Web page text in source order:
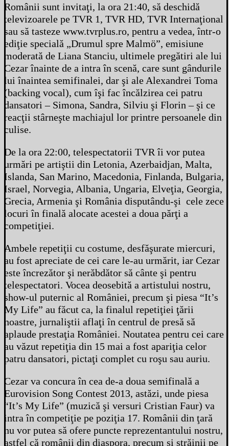
Românii sunt invitaţi, la ora 21:40, să deschidă
televizoarele pe TVR 1, TVR HD, TVR Internaţional
sau să tasteze www.tvrplus.ro, pentru a vedea, într-o
ediţie specială „Drumul spre Malmö”, emisiune
moderată de Liana Stanciu, ultimele pregătiri ale lui
Cezar înainte de a intra în scenă, care sunt gândurile
lui înaintea semifinalei, dar şi ale Alexandrei Toma
(backing vocal), cum îşi fac încălzirea cei patru
dansatori – Simona, Sandra, Silviu şi Florin – şi ce
reacţii stârneşte machiajul lor printre persoanele din
culise.
De la ora 22:00, telespectatorii TVR îi vor putea
urmări pe artiştii din Letonia, Azerbaidjan, Malta,
Islanda, San Marino, Macedonia, Finlanda, Bulgaria,
Israel, Norvegia, Albania, Ungaria, Elveţia, Georgia,
Grecia, Armenia şi România disputându-şi cele zece
locuri în finală alocate acestei a doua părţi a
competiţiei.
Ambele repetiţii cu costume, desfăşurate miercuri,
au fost apreciate de cei care le-au urmărit, iar Cezar
este încrezător şi nerăbdător să cânte şi pentru
telespectatori. Vocea deosebită a artistului nostru,
show-ul puternic al României, precum şi piesa “It’s
My Life” au făcut ca, la finalul repetiţiei ţării
noastre, jurnaliştii aflaţi în centrul de presă să
aplaude prestaţia României. Noutatea pentru cei care
au văzut repetiţia din 15 mai a fost apariţia celor
patru dansatori, pictaţi complet cu roşu sau auriu.
Cezar va concura în cea de-a doua semifinală a
Eurovision Song Contest 2013, astăzi, unde piesa
“It’s My Life” (muzică şi versuri Cristian Faur) va
intra în competiţie pe poziţia 17. Românii din ţară
nu vor putea să ofere puncte reprezentantului nostru,
astfel că românii din diaspora, precum şi străinii pe